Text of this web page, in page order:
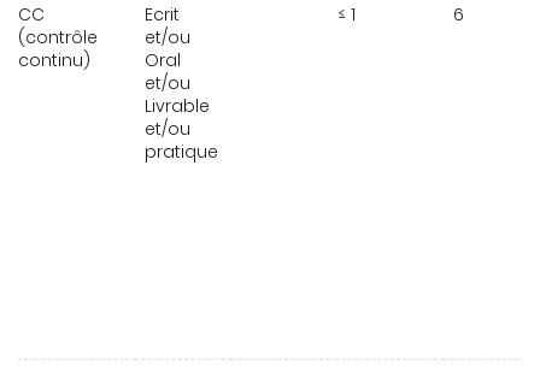
CC
(contrôle
continu)
Ecrit
et/ou
Oral
et/ou
Livrable
et/ou
pratique
≤ 1 6